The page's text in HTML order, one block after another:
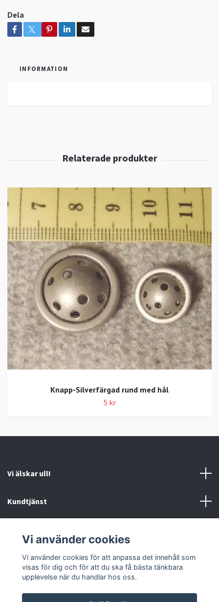
Dela
INFORMATION
Knapp-Silverfärgad rund med hål
5 kr
Vi älskar ull!
Kundtjänst
Sociala medier
Vi använder cookies
Vi använder cookies för att anpassa det innehåll som
visas för dig och för att du ska få bästa tänkbara
upplevelse när du handlar hos oss.